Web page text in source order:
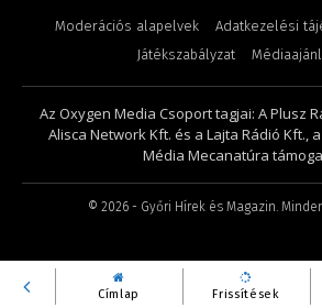
Címlap Frissítések
Moderációs alapelvek Adatkezelési
Játékszabályzat
Az Oxygen Media Csoport tagjai: A Plusz
Alisca Network Kft. és a Lajta Rádió Kft.,
Média Mecanatúra
© 2026 - Győri Hírek és Magazin.